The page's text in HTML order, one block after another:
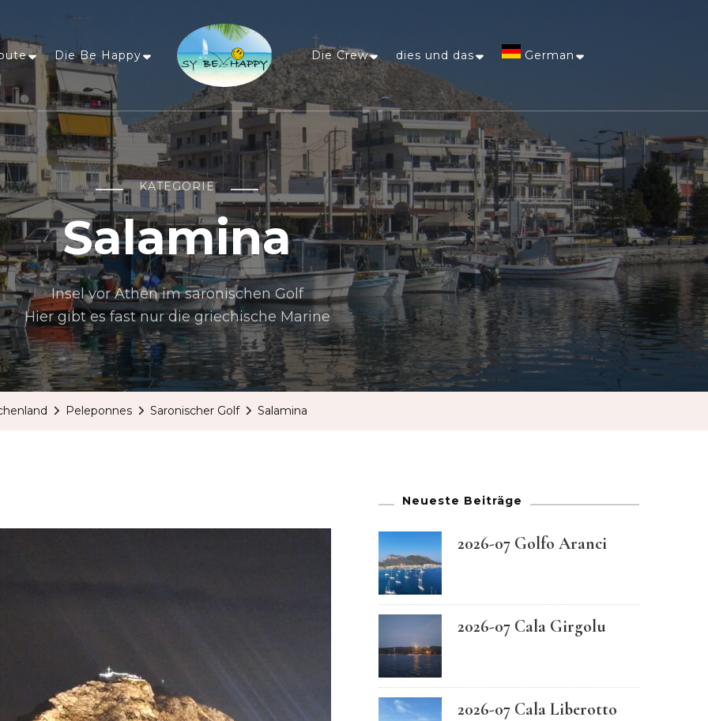
Die Be Happy
Sailing Be Happy
ein Traum wird wahr
Die Crew dies und das German
Arabic
Chinese
(Simplified)
Dutch
English
French
Italian
Norwegian
KATEGORIE
Salamina
Insel vor Athen im saronischen Golf
Hier gibt es fast nur die griechische Marine
Peleponnes Saronischer Golf Salamina
Neueste Beiträge
2026-07 Golfo Aranci
2026-07 Cala Girgolu
2026-07 Cala Liberotto